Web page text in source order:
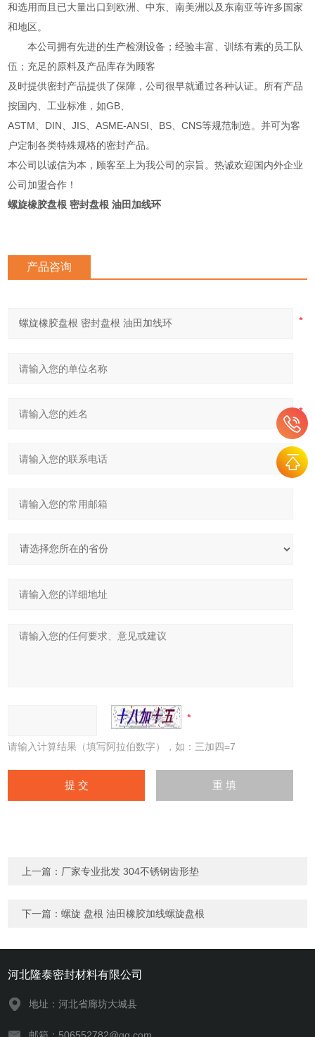
和选用而且已大量出口到欧洲、中东、南美洲以及东南亚等许多国家
和地区。
本公司拥有先进的生产检测设备；经验丰富、训练有素的员工队
伍；充足的原料及产品库存为顾客
及时提供密封产品提供了保障，公司很早就通过各种认证。所有产品
按国内、工业标准，如GB、
ASTM、DIN、JIS、ASME-ANSI、BS、CNS等规范制造。并可为客
户定制各类特殊规格的密封产品。
本公司以诚信为本，顾客至上为我公司的宗旨。热诚欢迎国内外企业
公司加盟合作！
螺旋橡胶盘根 密封盘根 油田加线环
产品咨询
请输入计算结果（填写阿拉伯数字），如：三加四=7
上一篇： 厂家专业批发 304不锈钢齿形垫
下一篇：螺旋 盘根 油田橡胶加线螺旋盘根
河北隆泰密封材料有限公司
地址：河北省廊坊大城县